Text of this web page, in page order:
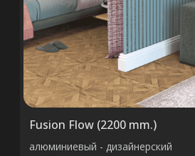
Fusion Flow (2200 mm.)
алюминиевый - дизайнерский